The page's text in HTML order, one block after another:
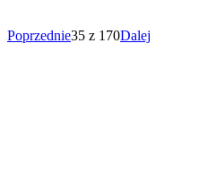
Poprzednie35 z 170Dalej